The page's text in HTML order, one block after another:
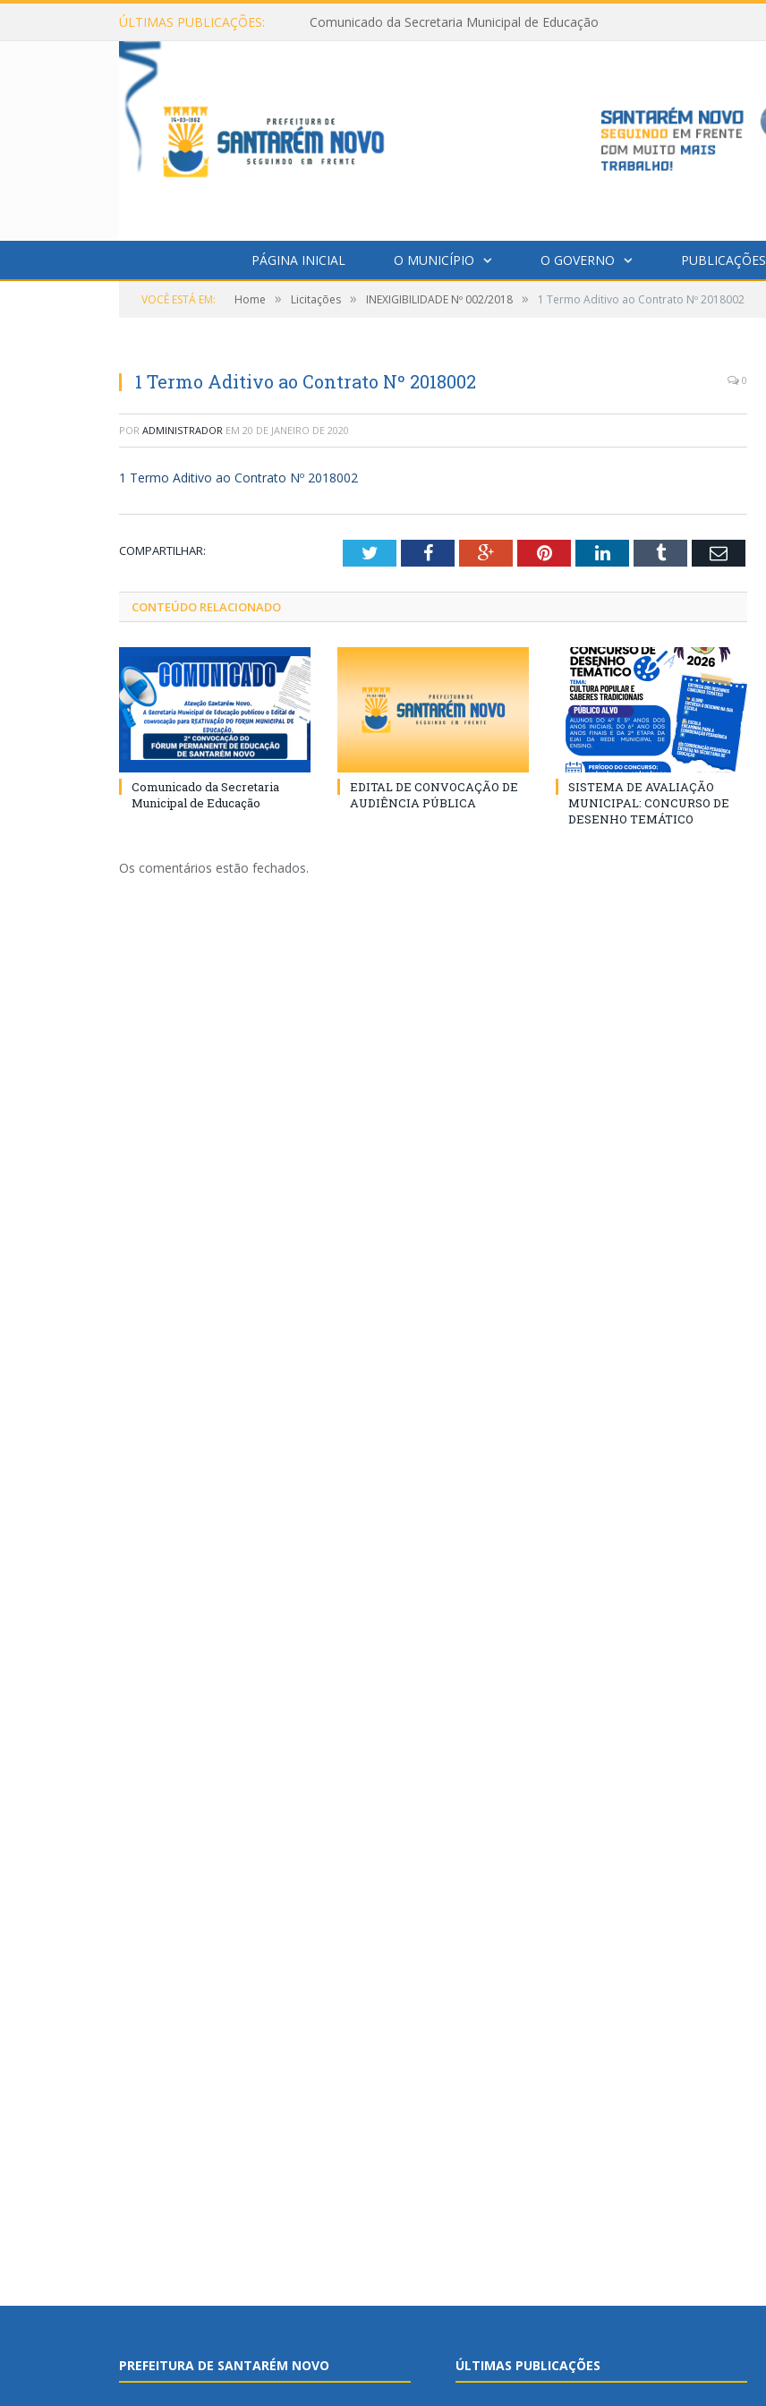
ÚLTIMAS PUBLICAÇÕES: Comunicado da Secretaria Municipal de Educação
PÁGINA INICIAL O MUNICÍPIO O GOVERNO PUBLICAÇÕES
VOCÊ ESTÁ EM: Home » Licitações » INEXIGIBILIDADE Nº 002/2018 » 1 Termo Aditivo ao Contrato Nº 2018002
1 Termo Aditivo ao Contrato Nº 2018002 0
POR ADMINISTRADOR EM 20 DE JANEIRO DE 2020
1 Termo Aditivo ao Contrato Nº 2018002
COMPARTILHAR: TwitterFacebookGoogle+PinterestLinkedInTumblr Email
CONTEÚDO RELACIONADO
Comunicado da Secretaria
Municipal de Educação
EDITAL DE CONVOCAÇÃO DE
AUDIÊNCIA PÚBLICA
SISTEMA DE AVALIAÇÃO
MUNICIPAL: CONCURSO DE
DESENHO TEMÁTICO
Os comentários estão fechados.
PREFEITURA DE SANTARÉM NOVO ÚLTIMAS PUBLICAÇÕES